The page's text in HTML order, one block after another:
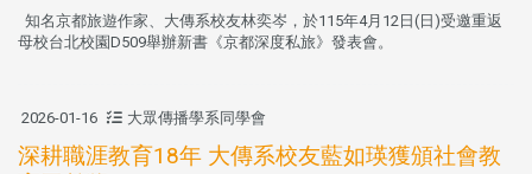
知名京都旅遊作家、大傳系校友林奕岑，於115年4月12日(日)受邀重返
母校台北校園D509舉辦新書《京都深度私旅》發表會。
2026-01-16 大眾傳播學系同學會
深耕職涯教育18年 大傳系校友藍如瑛獲頒社會教